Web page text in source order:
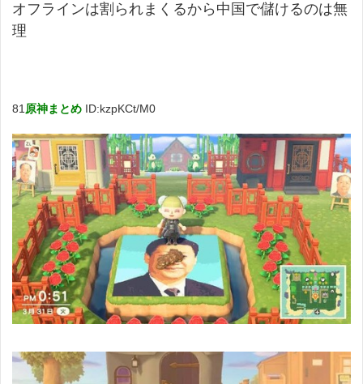
オフラインは割られまくるから中国で儲けるのは無
理
81原神まとめ ID:kzpKCt/M0